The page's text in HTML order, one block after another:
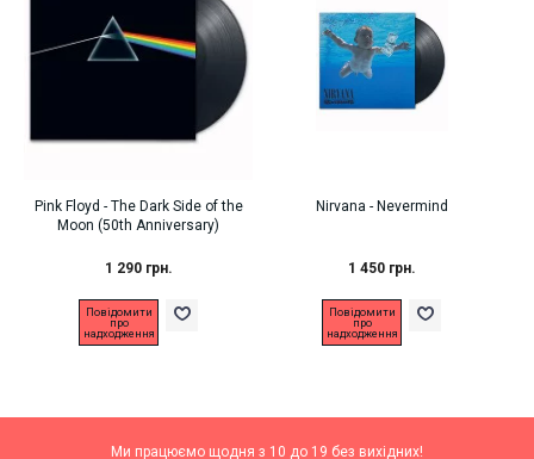
Pink Floyd - The Dark Side of the
Moon (50th Anniversary)
1 290 грн.
Повідомити
про
надходження
Nirvana ‎- Nevermind
1 450 грн.
Повідомити
про
надходження
Ми працюємо щодня з 10 до 19 без вихідних!